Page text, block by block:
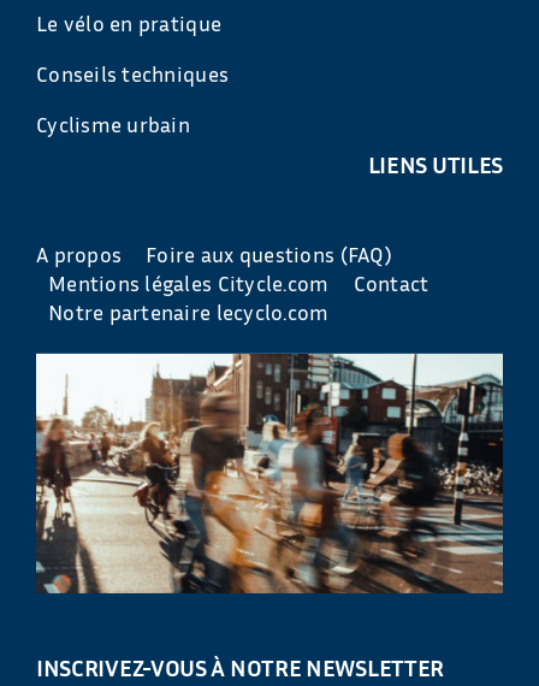
Le vélo en pratique
Conseils techniques
Cyclisme urbain
LIENS UTILES
A propos
Foire aux questions (FAQ)
Mentions légales Citycle.com
Contact
Notre partenaire lecyclo.com
INSCRIVEZ-VOUS À NOTRE NEWSLETTER